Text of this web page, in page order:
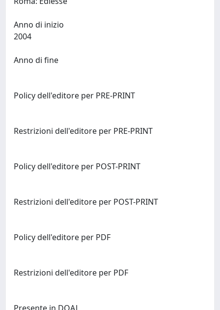
Anno di inizio
Anno di fine
Policy dell'editore per PRE-PRINT
Restrizioni dell'editore per PRE-PRINT
Policy dell'editore per POST-PRINT
Restrizioni dell'editore per POST-PRINT
Policy dell'editore per PDF
Restrizioni dell'editore per PDF